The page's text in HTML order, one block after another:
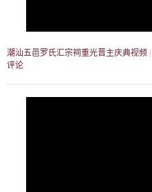
潮汕五邑罗氏汇宗祠重光晋主庆典视频
评论